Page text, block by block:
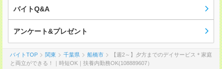
バイトQ&A
アンケート&プレゼント
バイトTOP 関東 千葉県 船橋市
【週2～】夕方までのデイサービス＊家庭
と両立ができる！｜時短OK｜扶養内勤務OK(108889607）